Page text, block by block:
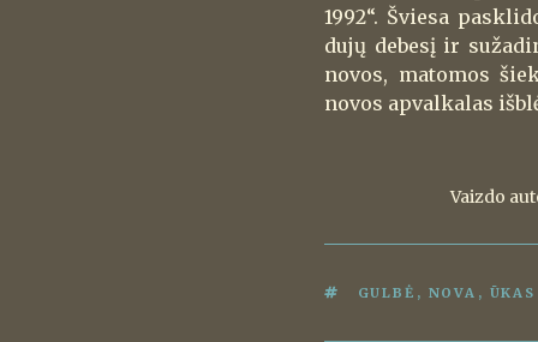
1992“. Šviesa
dujų debesį ir
novos, matomos
novos apvalkalas
Vaizdo
ŽYMOS
GULBĖ , NOVA , ŪKAS